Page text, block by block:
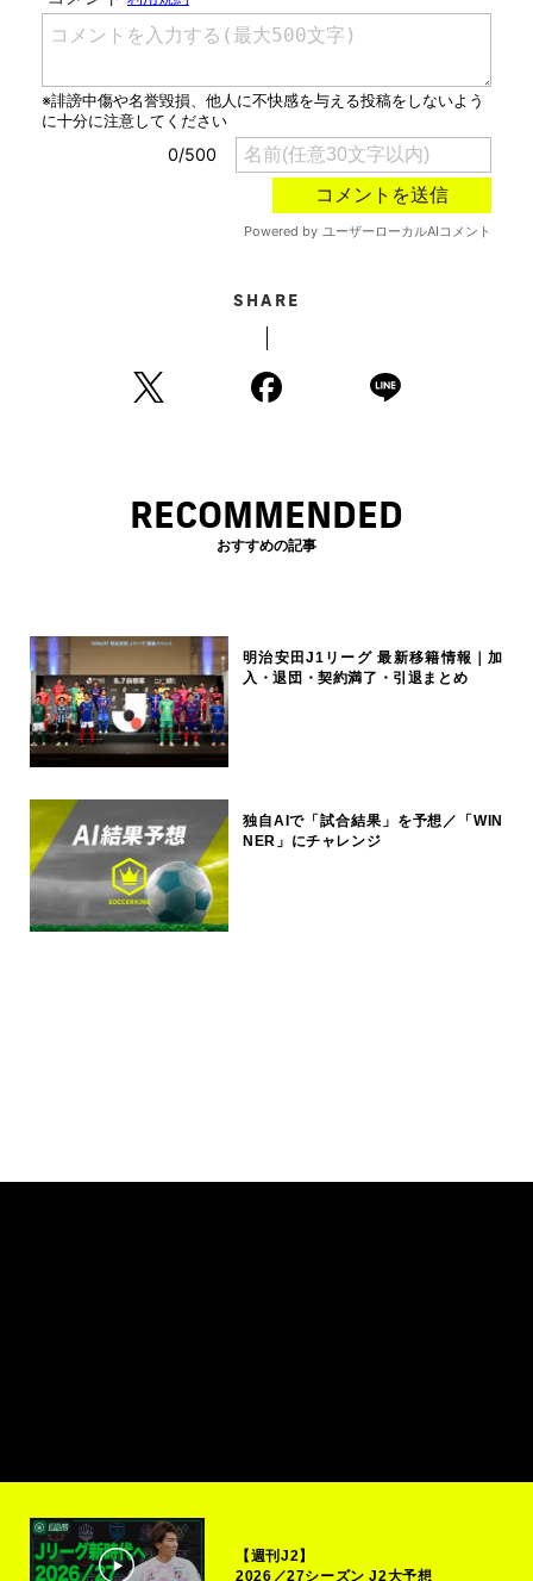
SHARE
RECOMMENDED
おすすめの記事
明治安田J1リーグ 最新移籍情報｜加
入・退団・契約満了・引退まとめ
独自AIで「試合結果」を予想／「WIN
NER」にチャレンジ
【週刊J2】
2026／27シーズン J2大予想